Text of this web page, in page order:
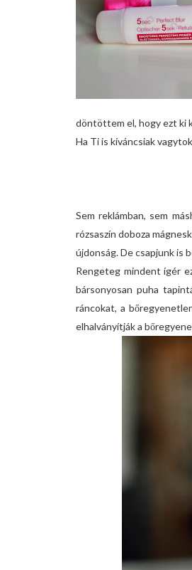
döntöttem el, hogy ezt ki
Ha Ti is kíváncsiak
Sem reklámban, sem
rózsaszín doboza
újdonság. De csapjunk is
Rengeteg mindent ígér
bársonyosan puha
ráncokat, a
elhalványítják a